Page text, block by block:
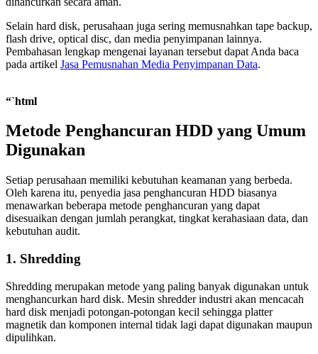
Selain hard disk, perusahaan juga sering memusnahkan tape backup,
flash drive, optical disc, dan media penyimpanan lainnya.
Pembahasan lengkap mengenai layanan tersebut dapat Anda baca
pada artikel Jasa Pemusnahan Media Penyimpanan Data.
“`html
Metode Penghancuran HDD yang Umum
Digunakan
Setiap perusahaan memiliki kebutuhan keamanan yang berbeda.
Oleh karena itu, penyedia jasa penghancuran HDD biasanya
menawarkan beberapa metode penghancuran yang dapat
disesuaikan dengan jumlah perangkat, tingkat kerahasiaan data, dan
kebutuhan audit.
1. Shredding
Shredding merupakan metode yang paling banyak digunakan untuk
menghancurkan hard disk. Mesin shredder industri akan mencacah
hard disk menjadi potongan-potongan kecil sehingga platter
magnetik dan komponen internal tidak lagi dapat digunakan maupun
dipulihkan.